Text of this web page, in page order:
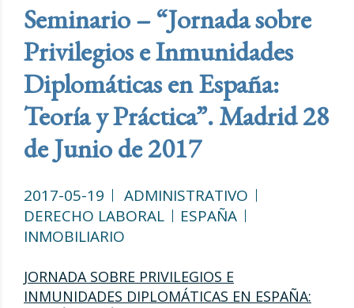
Seminario – “Jornada sobre
Privilegios e Inmunidades
Diplomáticas en España:
Teoría y Práctica”. Madrid 28
de Junio de 2017
2017-05-19
ADMINISTRATIVO
DERECHO LABORAL
ESPAÑA
INMOBILIARIO
JORNADA SOBRE PRIVILEGIOS E
INMUNIDADES DIPLOMÁTICAS EN ESPAÑA: